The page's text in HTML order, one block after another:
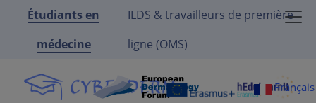
Étudiants en
médecine
ILDS & travailleurs de première
ligne (OMS)